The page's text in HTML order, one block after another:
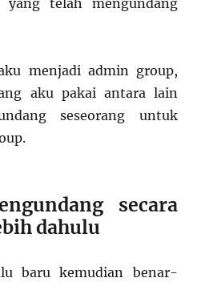
yang telah mengundang
menjadi admin group,
aku pakai antara lain
seseorang untuk
secara
dahulu
baru kemudian benar-